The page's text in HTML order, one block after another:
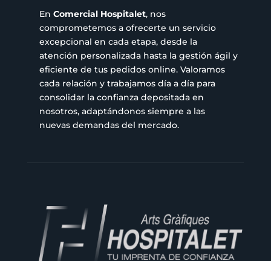
En Comercial Hospitalet, nos
comprometemos a ofrecerte un servicio
excepcional en cada etapa, desde la
atención personalizada hasta la gestión ágil y
eficiente de tus pedidos online. Valoramos
cada relación y trabajamos día a día para
consolidar la confianza depositada en
nosotros, adaptándonos siempre a las
nuevas demandas del mercado.